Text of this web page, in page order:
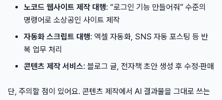
노코드 웹사이트 제작 대행: “로그인 기능 만들어줘” 수준의
명령어로 소상공인 사이트 제작
자동화 스크립트 대행: 엑셀 자동화, SNS 자동 포스팅 등 반
복 업무 처리
콘텐츠 제작 서비스: 블로그 글, 전자책 초안 생성 후 수정·판매
단, 주의할 점이 있어요. 콘텐츠 제작에서 AI 결과물을 그대로 쓰는